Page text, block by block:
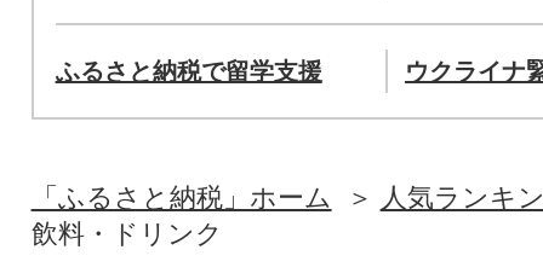
ふるさと納税で留学支援 ウクライナ
「ふるさと納税」ホーム
人気ランキ
飲料・ドリンク